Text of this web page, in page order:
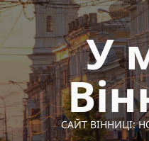
Перейти
до
вмісту
У
САЙТ ВІННИЦІ: